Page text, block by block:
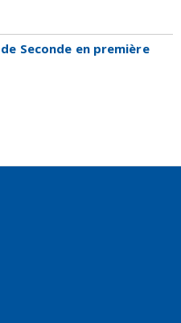
Seconde en première